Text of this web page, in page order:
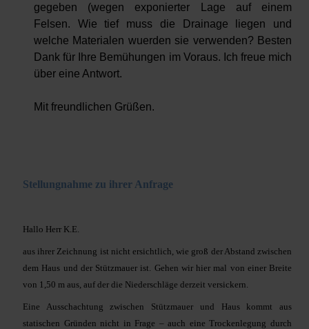
gegeben (wegen exponierter Lage auf einem
Felsen. Wie tief muss die Drainage liegen und
welche Materialen wuerden sie verwenden? Besten
Dank für Ihre Bemühungen im Voraus. Ich freue mich
über eine Antwort.
Mit freundlichen Grüßen.
Stellungnahme zu ihrer Anfrage
Hallo Herr K.E.
aus ihrer Zeichnung ist nicht ersichtlich, wie groß der Abstand zwischen
dem Haus und der Stützmauer ist. Gehen wir hier mal von einer Breite
von 1,50 m aus, auf der die Niederschläge derzeit versickern.
Eine Ausschachtung zwischen Stützmauer und Haus kommt aus
statischen Gründen nicht in Frage – auch eine Trockenlegung durch